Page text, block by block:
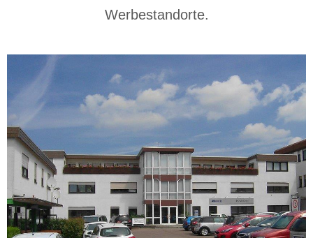
Werbestandorte.